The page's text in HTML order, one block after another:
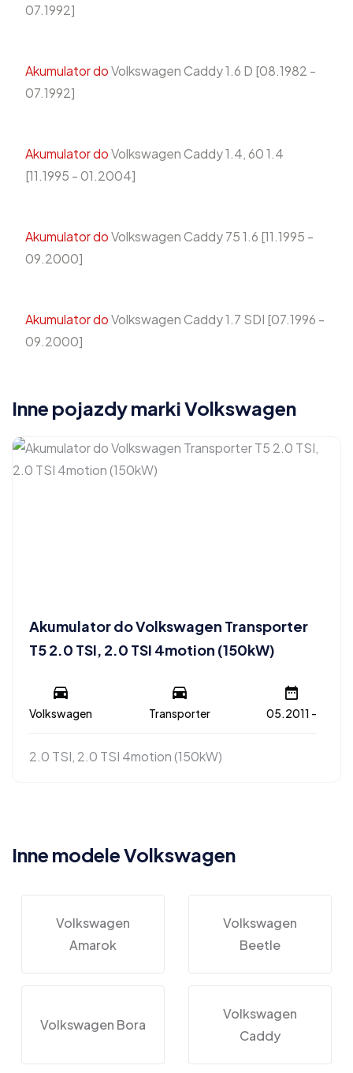
07.1992]
Akumulator doVolkswagen Caddy 1.6 D [08.1982 -
07.1992]
Akumulator doVolkswagen Caddy 1.4, 60 1.4
[11.1995 - 01.2004]
Akumulator doVolkswagen Caddy 75 1.6 [11.1995 -
09.2000]
Akumulator doVolkswagen Caddy 1.7 SDI [07.1996 -
09.2000]
Inne pojazdy marki Volkswagen
Akumulator do Volkswagen Transporter
T5 2.0 TSI, 2.0 TSI 4motion (150kW)
Volkswagen Transporter 05.2011 -
2.0 TSI, 2.0 TSI 4motion (150kW)
Inne modele Volkswagen
Volkswagen
Amarok
Volkswagen
Beetle
Volkswagen Bora
Volkswagen
Caddy